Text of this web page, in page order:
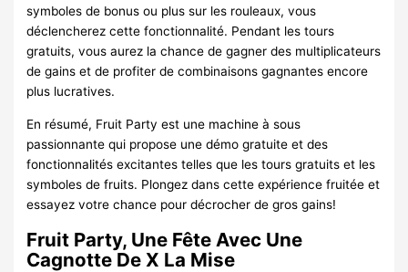
symboles de bonus ou plus sur les rouleaux, vous
déclencherez cette fonctionnalité. Pendant les tours
gratuits, vous aurez la chance de gagner des multiplicateurs
de gains et de profiter de combinaisons gagnantes encore
plus lucratives.
En résumé, Fruit Party est une machine à sous
passionnante qui propose une démo gratuite et des
fonctionnalités excitantes telles que les tours gratuits et les
symboles de fruits. Plongez dans cette expérience fruitée et
essayez votre chance pour décrocher de gros gains!
Fruit Party, Une Fête Avec Une
Cagnotte De X La Mise